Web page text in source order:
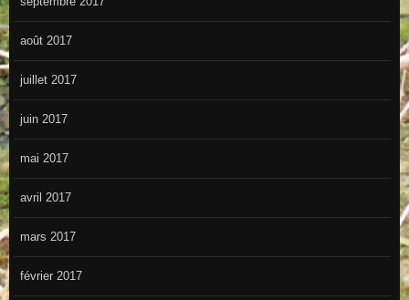
août 2017
juillet 2017
juin 2017
mai 2017
avril 2017
mars 2017
février 2017